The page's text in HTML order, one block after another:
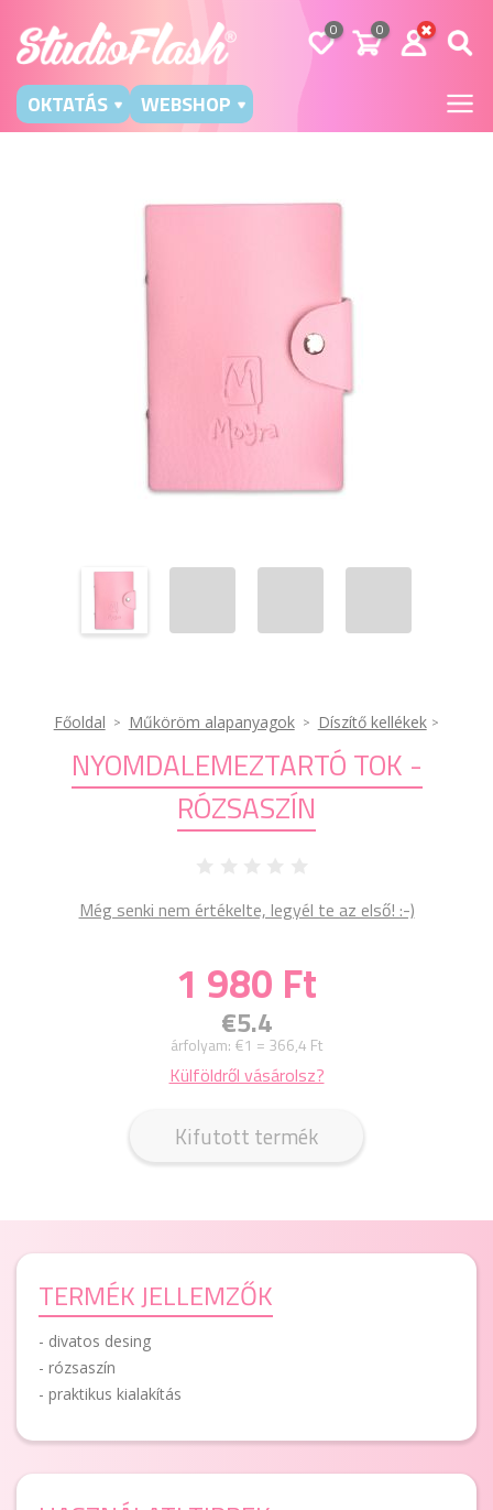
0 0
OKTATÁS WEBSHOP
Főoldal Műköröm alapanyagok Díszítő kellékek
NYOMDALEMEZTARTÓ TOK -
RÓZSASZÍN
Még senki nem értékelte, legyél te az első! :-)
1 980 Ft
€5.4
árfolyam: €1 = 366,4 Ft
Külföldről vásárolsz?
Kifutott termék
TERMÉK JELLEMZŐK
- divatos desing
- rózsaszín
- praktikus kialakítás